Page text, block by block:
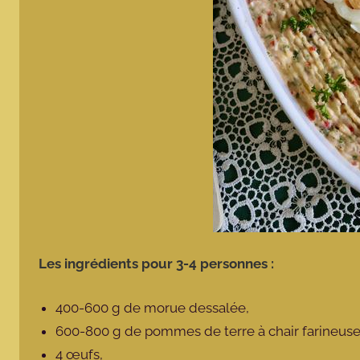
Les ingrédients pour 3-4 personnes :
400-600 g de morue dessalée,
600-800 g de pommes de terre à chair
4 œufs,